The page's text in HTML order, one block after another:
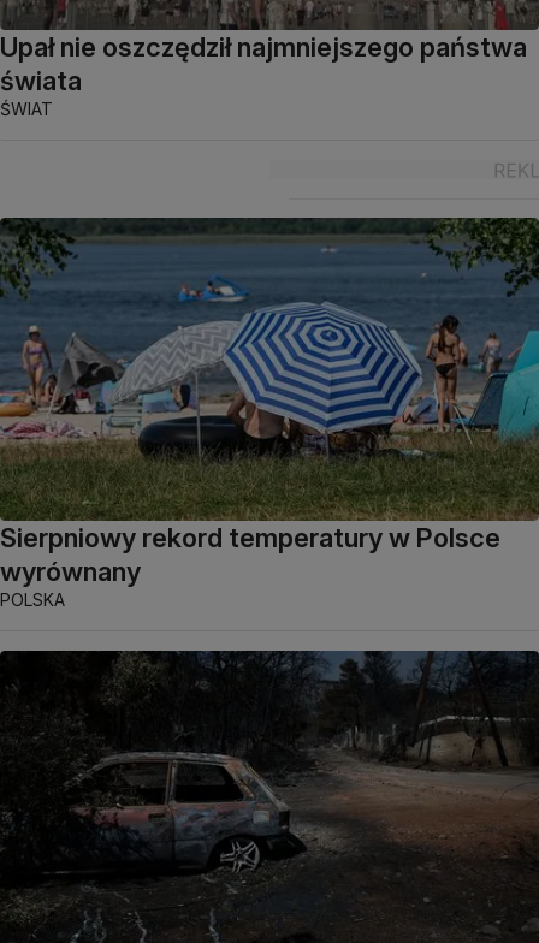
Upał nie oszczędził najmniejszego państwa
świata
ŚWIAT
Sierpniowy rekord temperatury w Polsce
wyrównany
POLSKA